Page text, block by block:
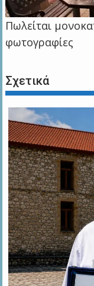
Πωλείται
φωτογραφίες
Σχετικά